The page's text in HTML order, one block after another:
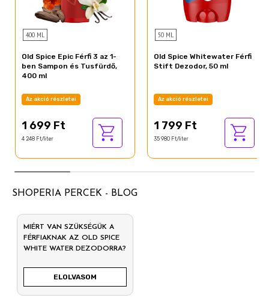
400 ML
Old Spice Epic Férfi 3 az 1-
ben Sampon és Tusfürdő,
400 ml
Az akció részletei
1 699 Ft
4 248 Ft/liter
50 ML
Old Spice Whitewater Férfi
Stift Dezodor, 50 ml
Az akció részletei
1 799 Ft
35 980 Ft/liter
SHOPERIA PERCEK - BLOG
MIÉRT VAN SZÜKSÉGÜK A
FÉRFIAKNAK AZ OLD SPICE
WHITE WATER DEZODORRA?
ELOLVASOM